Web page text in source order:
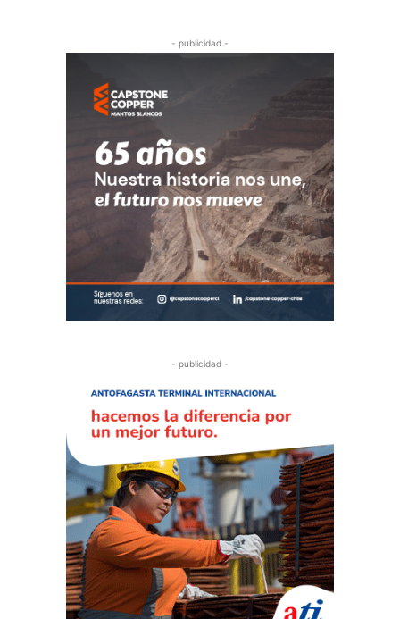
- publicidad -
- publicidad -